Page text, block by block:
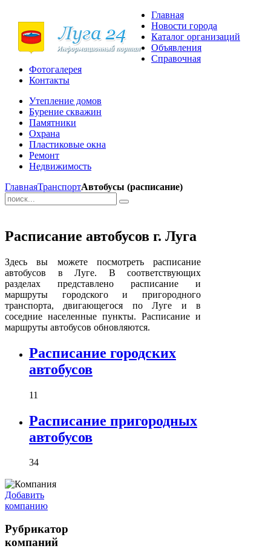
Главная
Новости города
Каталог организаций
Объявления
Справочная
Фотогалерея
Контакты
Утепление домов
Бурение скважин
Памятники
Охрана
Пластиковые окна
Ремонт
Недвижимость
ГлавнаяТранспортАвтобусы (расписание)
Расписание автобусов г. Луга
Здесь вы можете посмотреть расписание
автобусов в Луге. В соответствующих
разделах представлено расписание и
маршруты городского и пригородного
транспорта, двигающегося по Луге и в
соседние населенные пункты. Расписание и
маршруты автобусов обновляются.
Расписание городских
автобусов
11
Расписание пригородных
автобусов
34
Добавить
компанию
Рубрикатор
компаний